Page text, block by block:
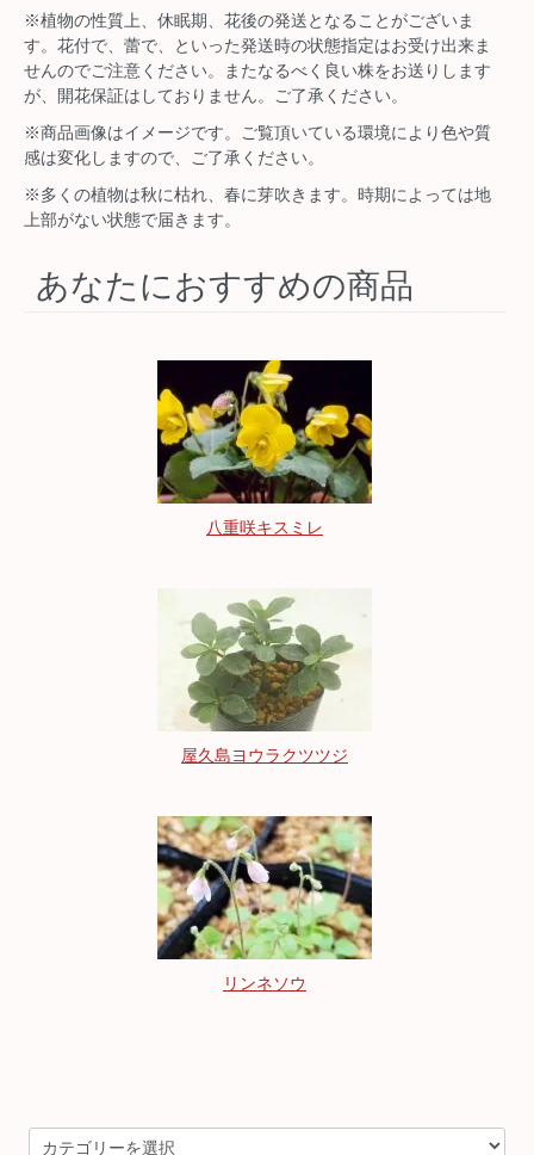
※植物の性質上、休眠期、花後の発送となることがございま
す。花付で、蕾で、といった発送時の状態指定はお受け出来ま
せんのでご注意ください。またなるべく良い株をお送りします
が、開花保証はしておりません。ご了承ください。
※商品画像はイメージです。ご覧頂いている環境により色や質
感は変化しますので、ご了承ください。
※多くの植物は秋に枯れ、春に芽吹きます。時期によっては地
上部がない状態で届きます。
あなたにおすすめの商品
八重咲キスミレ
屋久島ヨウラクツツジ
リンネソウ